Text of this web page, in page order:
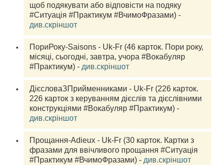
щоб подякувати або відповісти на подяку
див.скріншот
ПориРоку-Saisons - Uk-Fr (46 карток. Пори року,
місяці, сьогодні, завтра, учора #Вокабуляр
#Практикум) - див.скріншот
ДієсловаЗПрийменниками - Uk-Fr (226 карток.
226 карток з керуванням дієслів та дієслівними
див.скріншот
Прощання-Adieux - Uk-Fr (30 карток. Картки з
фразами для ввічливого прощання #Ситуація
#Практикум #ВчимоФразами) - див.скріншот